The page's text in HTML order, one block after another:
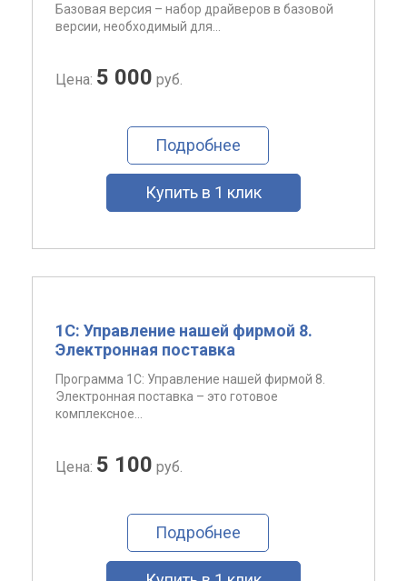
Базовая версия – набор драйверов в базовой
версии, необходимый для...
Цена: 5 000 руб.
Подробнее
Купить в 1 клик
1С: Управление нашей фирмой 8.
Электронная поставка
Программа 1С: Управление нашей фирмой 8.
Электронная поставка – это готовое
комплексное...
Цена: 5 100 руб.
Подробнее